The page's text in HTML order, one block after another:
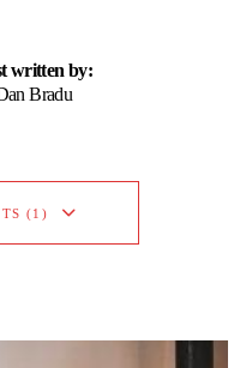
written by:
Bradu
(1)